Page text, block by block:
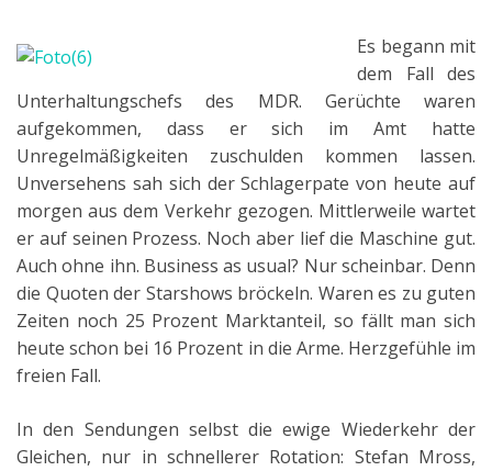
Es begann mit
dem Fall des
Unterhaltungschefs des MDR. Gerüchte waren
aufgekommen, dass er sich im Amt hatte
Unregelmäßigkeiten zuschulden kommen lassen.
Unversehens sah sich der Schlagerpate von heute auf
morgen aus dem Verkehr gezogen. Mittlerweile wartet
er auf seinen Prozess. Noch aber lief die Maschine gut.
Auch ohne ihn. Business as usual? Nur scheinbar. Denn
die Quoten der Starshows bröckeln. Waren es zu guten
Zeiten noch 25 Prozent Marktanteil, so fällt man sich
heute schon bei 16 Prozent in die Arme. Herzgefühle im
freien Fall.
In den Sendungen selbst die ewige Wiederkehr der
Gleichen, nur in schnellerer Rotation: Stefan Mross,